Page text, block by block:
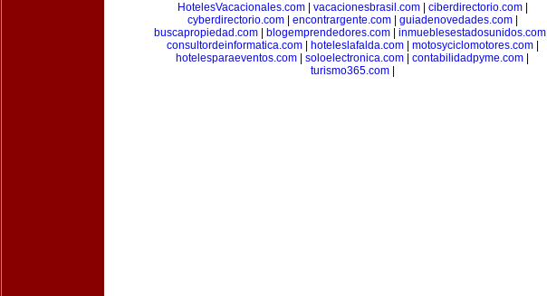
HotelesVacacionales.com| vacacionesbrasil.com| ciberdirectorio.com|
cyberdirectorio.com| encontrargente.com| guiadenovedades.com|
buscapropiedad.com| blogemprendedores.com| inmueblesestadosunidos.com|
consultordeinformatica.com| hoteleslafalda.com| motosyciclomotores.com|
hotelesparaeventos.com
soloelectronica.com contabilidadpyme.com
turismo365.com|